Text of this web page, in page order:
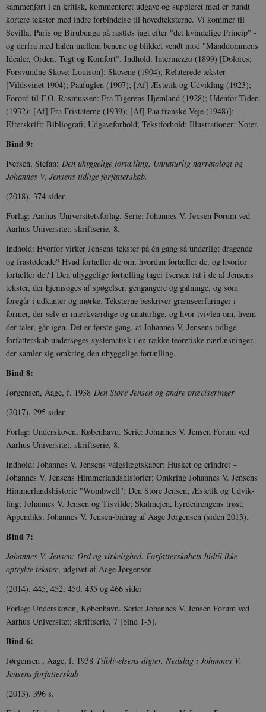
sammenført i en kritisk, kommenteret udgave og suppleret med er bundt
kortere tekster med indre forbindelse til hovedteksterne. Vi kommer til
Sevilla, Paris og Birubunga på rastløs jagt efter "det kvindelige Princip" -
og derfra med halen mellem benene og blikket vendt mod "Manddommens
Idealer, Orden, Tugt og Komfort". Indhold: Intermezzo (1899) [Dolores;
Forsvundne Skove; Louison]; Skovene (1904); Relaterede tekster
[Vildsvinet 1904); Paafuglen (1907); [Af] Æstetik og Udvikling (1923);
Forord til F.O. Rasmussen: Fra Tigerens Hjemland (1928); Udenfor Tiden
(1932); [Af] Fra Fristaterne (1939); [Af] Paa franske Veje (1948)];
Efterskrift; Bibliografi; Udgaveforhold; Tekstforhold; Illustrationer; Noter.
Bind 9:
Iversen, Stefan: Den uhyggelige fortælling. Unnaturlig narratologi og
Johannes V. Jensens tidlige forfatterskab.
(2018). 374 sider
Forlag: Aarhus Universitetsforlag. Serie: Johannes V. Jensen Fo­rum ved
Aar­hus Universitet; skriftserie, 8.
Indhold: Hvorfor virker Jensens tekster på én gang så underligt dragende
og frastødende? Hvad fortæller de om, hvordan fortæller de, og hvorfor
fortæller de? I Den uhyggelige fortælling tager Iversen fat i de af Jensens
tekster, der hjemsøges af spøgelser, gengangere og galninge, og som
foregår i udkanter og mørke. Teksterne beskriver grænseerfaringer i
former, der selv er mærkværdige og unaturlige, og hvor tvivlen om, hvem
der taler, går igen. Det er første gang, at Johannes V. Jensens tidlige
forfatterskab undersøges systematisk i en række teoretiske nærlæsninger,
der samler sig omkring den uhyggelige fortælling.
Bind 8:
Jørgensen, Aage, f. 1938 Den Store Jensen og andre præciseringer
(2017). 295 sider
Forlag: Underskoven, København. Serie: Johannes V. Jensen Fo­rum ved
Aar­hus Universitet; skriftserie, 8.
Indhold: Johannes V. Jensens valgslægtskaber; Hu­sket og erindret –
Johannes V. Jensens Himmerlandshistorier; Omkring Johannes V. Jen­sens
Him­merlandshistorie "Wombwell"; Den Store Jensen; Æstetik og Udvik­
ling; Johannes V. Jensen og Tisvilde; Skalmejen, hyrde­dren­gens trøst;
Appendiks: Johannes V. Jensen-bidrag af Aage Jørgensen (siden 2013).
Bind 7:
Johannes V. Jensen: Ord og virkelighed. Forfatterskabets hidtil ikke
optrykte tekster, udgivet af Aage Jørgensen
(2014). 445, 452, 450, 435 og 466 sider
Forlag: Underskoven, København. Serie: Johannes V. Jensen Fo­rum ved
Aar­hus Universitet; skriftserie, 7 [bind 1-5].
Bind 6:
Jørgensen , Aage, f. 1938 Til­blivelsens digter. Nedslag i Johannes V.
Jensens forfatterskab
(2013). 396 s.